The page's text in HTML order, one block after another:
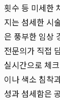
횟수 등 미세한
지는 섬세한 시
은 풍부한 임상
전문의가 직접
실시간으로 체
이나 색소 침착
성과 섬세함은